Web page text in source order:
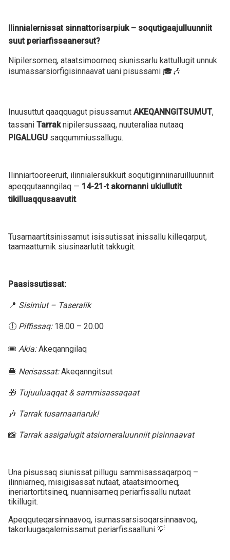
Ilinnialernissat sinnattorisarpiuk – soqutigaajulluunniit
suut periarfissaanersut?
Nipilersorneq, ataatsimoorneq siunissarlu kattullugit unnuk
isumassarsiorfigisinnaavat uani pisussami 🎓🎶
Inuusuttut qaaqquagut pisussamut AKEQANNGITSUMUT,
tassani Tarraknipilersussaaq, nuuteraliaa nutaaq
PIGALUGU saqqummiussallugu.
Ilinniartooreeruit, ilinnialersukkuit soqutiginniinaruilluunniit
apeqqutaanngilaq — 14-21-t akornanni ukiullutit
tikilluaqqusaavutit.
Tusarnaartitsinissamut isissutissat inissallu killeqarput,
taamaattumik siusinaarlutit takkugit.
Paasissutissat:
📍 Sisimiut – Taseralik
🕕 Piffissaq:18.00 – 20.00
🎟️ Akia:Akeqanngilaq
🍔 Nerisassat:Akeqanngitsut
🎁 Tujuuluaqqat & sammisassaqaat
🎶 Tarrak tusarnaariaruk!
📸 Tarrak assigalugit atsiorneraluunniit pisinnaavat
Una pisussaq siunissat pillugu sammisassaqarpoq –
ilinniarneq, misigisassat nutaat, ataatsimoorneq,
ineriartortitsineq, nuannisarneq periarfissallu nutaat
tikillugit.
Apeqquteqarsinnaavoq, isumassarsisoqarsinnaavoq,
takorluugaqalernissamut periarfissaalluni 💡